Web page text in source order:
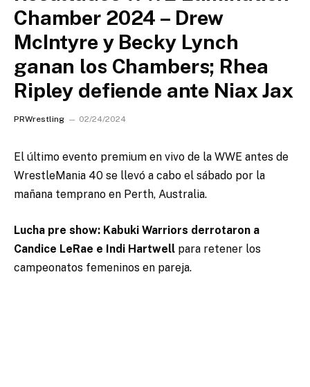
Chamber 2024 – Drew
McIntyre y Becky Lynch
ganan los Chambers; Rhea
Ripley defiende ante Niax Jax
PRWrestling 02/24/2024
El último evento premium en vivo de la WWE antes de
WrestleMania 40 se llevó a cabo el sábado por la
mañana temprano en Perth, Australia.
Lucha pre show: Kabuki Warriors derrotaron a
Candice LeRae e Indi Hartwell para retener los
campeonatos femeninos en pareja.